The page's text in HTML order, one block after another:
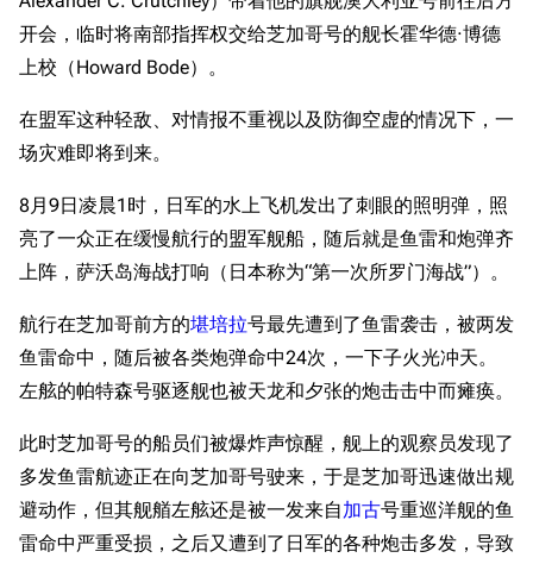
开会，临时将南部指挥权交给芝加哥号的舰长霍华德·博德
上校（Howard Bode）。
在盟军这种轻敌、对情报不重视以及防御空虚的情况下，一
场灾难即将到来。
8月9日凌晨1时，日军的水上飞机发出了刺眼的照明弹，照
亮了一众正在缓慢航行的盟军舰船，随后就是鱼雷和炮弹齐
上阵，萨沃岛海战打响（日本称为“第一次所罗门海战”）。
航行在芝加哥前方的堪培拉号最先遭到了鱼雷袭击，被两发
鱼雷命中，随后被各类炮弹命中24次，一下子火光冲天。
左舷的帕特森号驱逐舰也被天龙和夕张的炮击击中而瘫痪。
此时芝加哥号的船员们被爆炸声惊醒，舰上的观察员发现了
多发鱼雷航迹正在向芝加哥号驶来，于是芝加哥迅速做出规
避动作，但其舰艏左舷还是被一发来自加古号重巡洋舰的鱼
雷命中严重受损，之后又遭到了日军的各种炮击多发，导致